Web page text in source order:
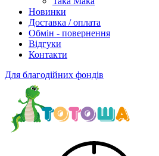
Новинки
Доставка / оплата
Обмін - повернення
Відгуки
Контакти
Для благодійних фондів